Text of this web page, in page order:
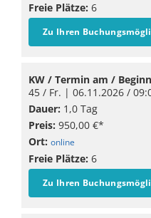
Freie Plätze: 6
Zu Ihren
KW / Termin am /
45 / Fr. | 06.11.2026 /
Dauer: 1,0 Tag
Preis: 950,00 €*
Ort: online
Freie Plätze: 6
Zu Ihren